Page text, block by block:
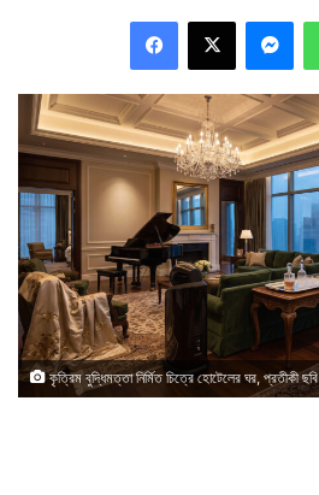
কৃত্রিম বুদ্ধিমত্তা নির্মিত চিত্রে হোটেলের ঘর, প্রতীকী ছবি